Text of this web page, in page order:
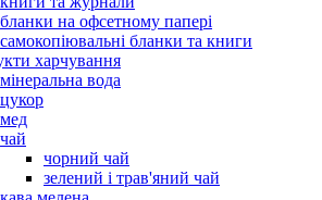
бланки на офсетному папері
самокопіювальні бланки та книги
харчування
мінеральна вода
цукор
мед
чай
чорний чай
зелений і трав'яний чай